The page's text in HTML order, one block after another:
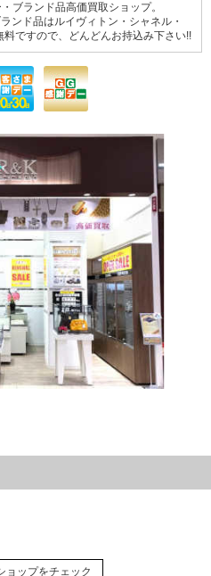
ブランド品高価買取ショップ。
ンド品はルイヴィトン・シャネル・
ですので、どんどんお持込み下さい!!
ョップをチェック